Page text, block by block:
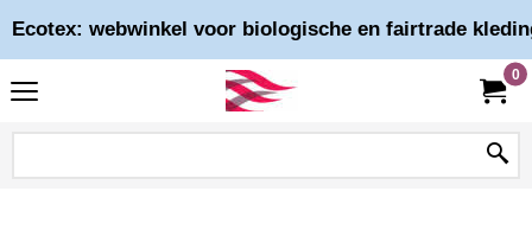
Ecotex: webwinkel voor biologische en fairtrade
0